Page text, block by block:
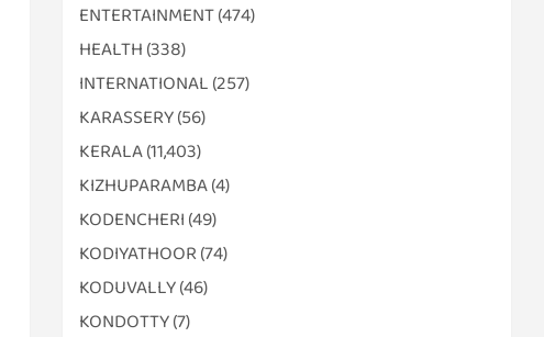
ENTERTAINMENT(474)
HEALTH (338)
INTERNATIONAL (257)
KARASSERY(56)
KERALA(11,403)
KIZHUPARAMBA(4)
KODENCHERI (49)
KODIYATHOOR (74)
KODUVALLY(46)
KONDOTTY(7)